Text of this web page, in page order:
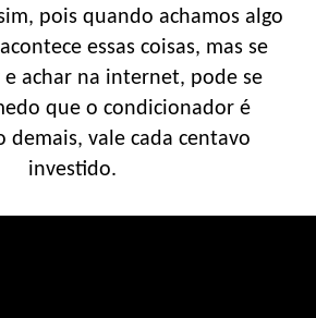
pois quando achamos algo
essas coisas, mas se
achar na internet, pode se
que o condicionador é
demais, vale cada centavo
investido.